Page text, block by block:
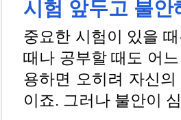
시험 앞두고 불안
중요한 시험이 있을
때나 공부할 때도 어
용하면 오히려 자신
이죠. 그러나 불안이